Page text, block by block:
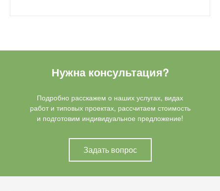
Нужна консультация?
Подробно расскажем о наших услугах, видах
работ и типовых проектах, рассчитаем стоимость
и подготовим индивидуальное предложение!
Задать вопрос